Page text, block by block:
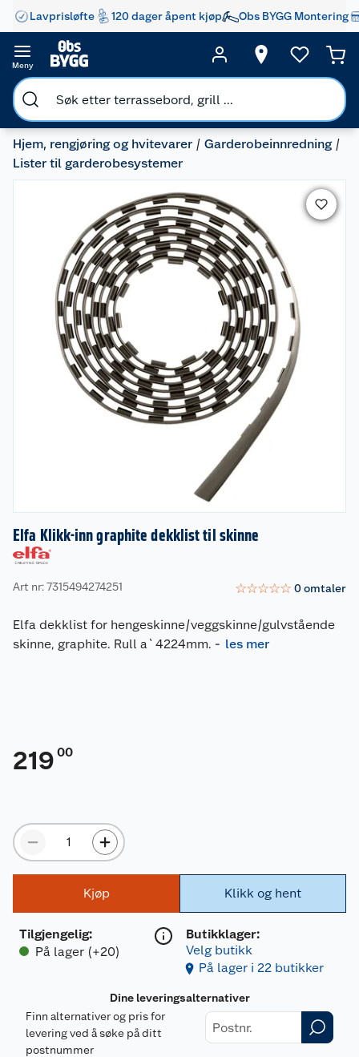
Lavprisløfte 120 dager åpent kjøp Obs BYGG Montering
Meny
Hjem, rengjøring og hvitevarer
Garderobeinnredning
Lister til garderobesystemer
Elfa Klikk-inn graphite dekklist til skinne
Art nr: 7315494274251 ☆☆☆☆☆ 0omtaler
Elfa dekklist for hengeskinne/veggskinne/gulvstående
skinne, graphite. Rull a`4224mm. - les mer
219 00
Kjøp
Tilgjengelig:
På lager (+20)
Klikk og hent
Butikklager:
Velg butikk
På lager i 22 butikker
Dine leveringsalternativer
Finn alternativer og pris for
levering ved å søke på ditt
postnummer